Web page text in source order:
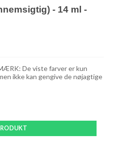
- 14 ml -
De viste farver er kun
ikke kan gengive de nøjagtige